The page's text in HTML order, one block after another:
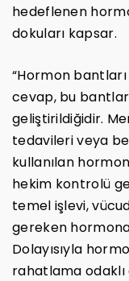
hedeflenen
dokuları kapsar.
“Hormon
cevap, bu
geliştirildiğidir.
tedavileri veya
kullanılan
hekim kontrolü
temel işlevi,
gereken
Dolayısıyla
rahatlama odaklı